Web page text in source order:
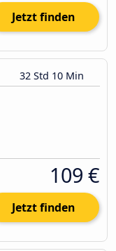
Jetzt finden
32 Std 10 Min
109 €
Jetzt finden